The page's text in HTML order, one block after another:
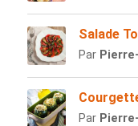
Salade
Par
Par